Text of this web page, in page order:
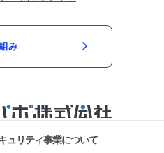
み
ュリティ事業について